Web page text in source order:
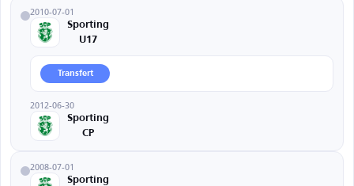
2010-07-01
Sporting
U17
Transfert
2012-06-30
Sporting
CP
2008-07-01
Sporting